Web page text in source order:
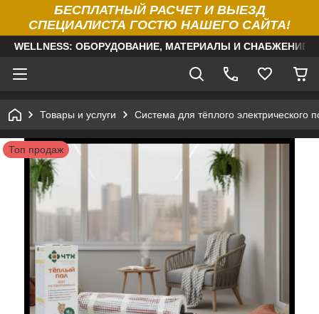
БЕСПЛАТНЫЙ РАСЧЕТ И ВЫЕЗД
СПЕЦИАЛИСТА ГОСТЮ НАШЕГО САЙТА!
WELLNESS: ОБОРУДОВАНИЕ, МАТЕРИАЛЫ И
Товары и услуги Система для тёплого электрического
Топ продаж